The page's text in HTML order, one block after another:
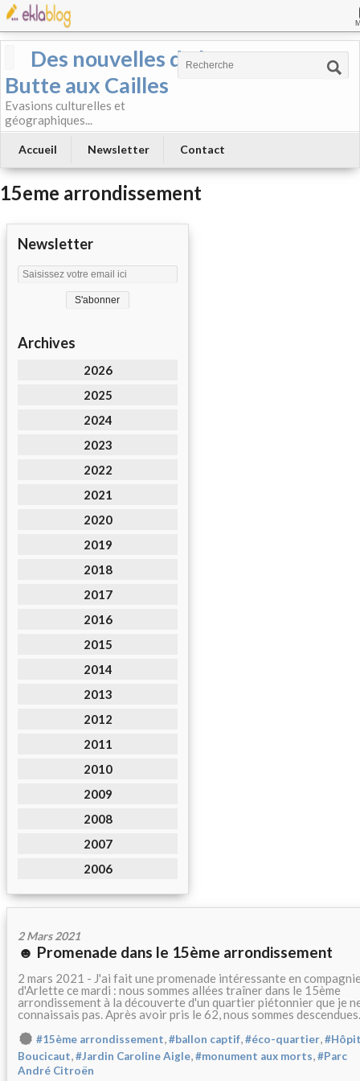
Des nouvelles de la
Butte aux Cailles
Evasions culturelles et
géographiques...
Accueil Newsletter Contact
15eme arrondissement
Newsletter
Archives
2026
2025
2024
2023
2022
2021
2020
2019
2018
2017
2016
2015
2014
2013
2012
2011
2010
2009
2008
2007
2006
2 Mars 2021
☻ Promenade dans le 15ème arrondissement
2 mars 2021 - J'ai fait une promenade intéressante en
d'Arlette ce mardi : nous sommes allées traîner dans le 15ème
arrondissement à la découverte d'un quartier piétonnier que je
connaissais pas. Après avoir pris le 62, nous sommes
#15ème arrondissement,#ballon captif,#éco-quartier,
Boucicaut,#Jardin Caroline Aigle,#monument aux morts,#Parc
André Citroën